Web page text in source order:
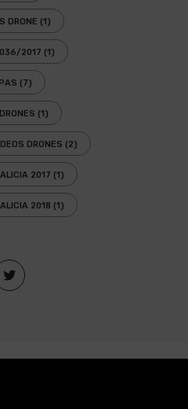
DRONE (1)
2017 (1)
(7)
(1)
DRONES (2)
2017 (1)
2018 (1)